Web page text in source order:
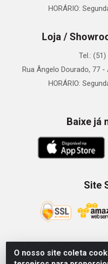
O nosso site coleta
HORÁRIO:
Loja /
Tel.:
Rua Ângelo Dourado, 77
HORÁRIO:
Baixe já
Site
Zein Importação e Comércio